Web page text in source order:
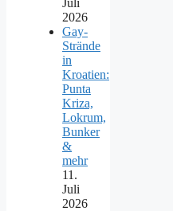
2026
Gay-
Strände
in
Kroatien:
Punta
Kriza,
Lokrum,
Bunker
&
mehr
11.
Juli
2026